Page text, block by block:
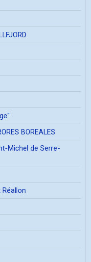
BOREALES
Michel de Serre-
Réallon